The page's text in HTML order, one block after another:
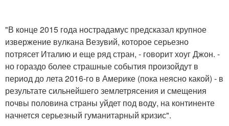
"В конце 2015 года нострадамус предсказал крупное
извержение вулкана Везувий, которое серьезно
потрясет Италию и еще ряд стран, - говорит хоуг Джон. -
но гораздо более страшные события произойдут в
период до лета 2016-го в Америке (пока неясно какой) - в
результате сильнейшего землетрясения и смещения
почвы половина страны уйдет под воду, на континенте
начнется серьезный гуманитарный кризис".